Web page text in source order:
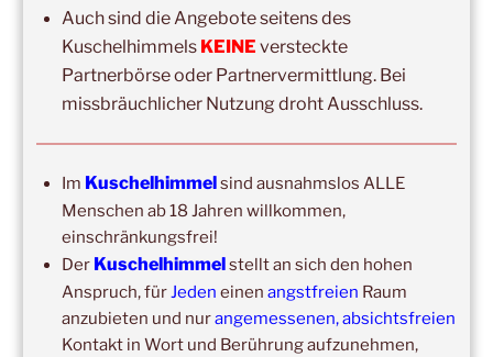
Ich bin
Erlaubst du die zweckgebundene Speicherung und
Mit der Anmeldung akzeptiere ich die Regeln zur
Privatsphäre dieser Seite.
Auch sind die Angebote seitens des
Kuschelhimmels KEINE versteckte
Partnerbörse oder Partnervermittlung. Bei
missbräuchlicher Nutzung droht Ausschluss.
Im Kuschelhimmelsind ausnahmslos ALLE
Menschen ab 18 Jahren willkommen,
einschränkungsfrei!
Der Kuschelhimmelstellt an sich den hohen
Anspruch, fürJeden einen angstfreien Raum
anzubieten und nurangemessenen, absichtsfreien
Kontakt in Wort und Berührung aufzunehmen,